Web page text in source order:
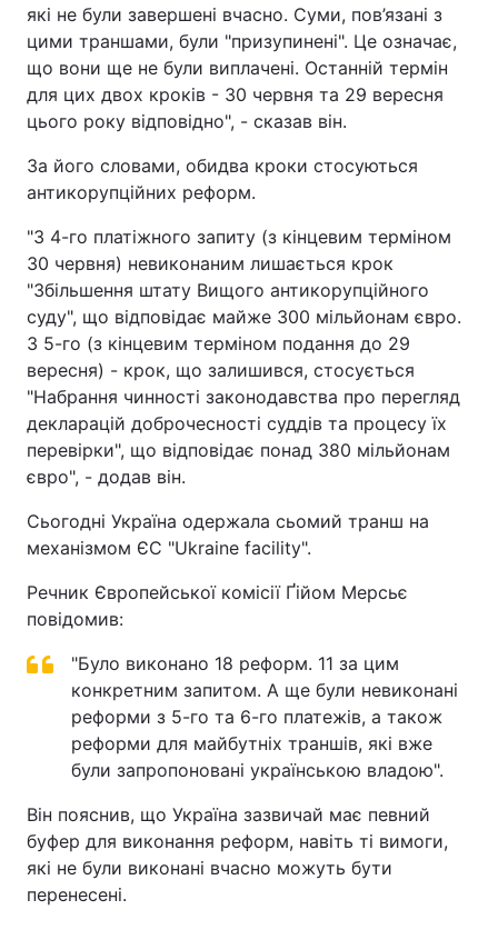
які не були завершені вчасно. Суми, пов’язані з
цими траншами, були "призупинені". Це означає,
що вони ще не були виплачені. Останній термін
для цих двох кроків - 30 червня та 29 вересня
цього року відповідно", - сказав він.
За його словами, обидва кроки стосуються
антикорупційних реформ.
"З 4-го платіжного запиту (з кінцевим терміном
30 червня) невиконаним лишається крок
"Збільшення штату Вищого антикорупційного
суду", що відповідає майже 300 мільйонам євро.
З 5-го (з кінцевим терміном подання до 29
вересня) - крок, що залишився, стосується
"Набрання чинності законодавства про перегляд
декларацій доброчесності суддів та процесу їх
перевірки", що відповідає понад 380 мільйонам
євро", - додав він.
Сьогодні Україна одержала сьомий транш на
механізмом ЄС "Ukraine facility".
Речник Європейської комісії Ґійом Мерсьє
повідомив:
"Було виконано 18 реформ. 11 за цим
конкретним запитом. А ще були невиконані
реформи з 5-го та 6-го платежів, а також
реформи для майбутніх траншів, які вже
були запропоновані українською владою".
Він пояснив, що Україна зазвичай має певний
буфер для виконання реформ, навіть ті вимоги,
які не були виконані вчасно можуть бути
перенесені.